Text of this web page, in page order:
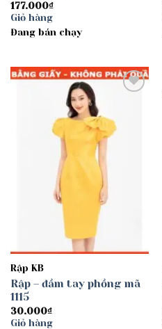
177.000₫
Giỏ hàng
Đang bán chạy
Rập KB
Rập – đầm tay phồng mã
1115
30.000₫
Giỏ hàng